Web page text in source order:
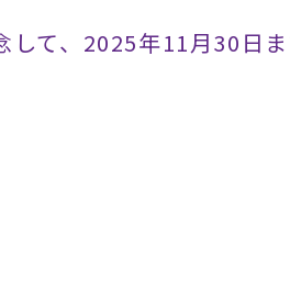
て、2025年11月30日